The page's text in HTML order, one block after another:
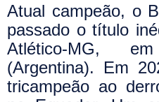
Atual campeão, o
passado o título
Atlético-MG,
(Argentina). Em
tricampeão ao